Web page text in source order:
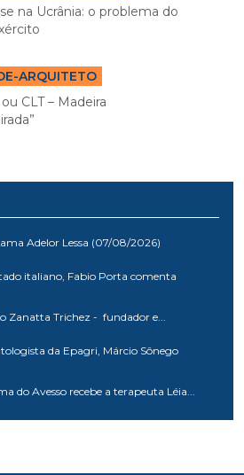
na Ucrânia: o problema do
ARQUITETO
CLT – Madeira
Adelor Lessa (07/08/2026)
italiano, Fabio Porta comenta
Zanatta Trichez - fundador e...
da Epagri, Márcio Sônego
do Avesso recebe a terapeuta Léia...